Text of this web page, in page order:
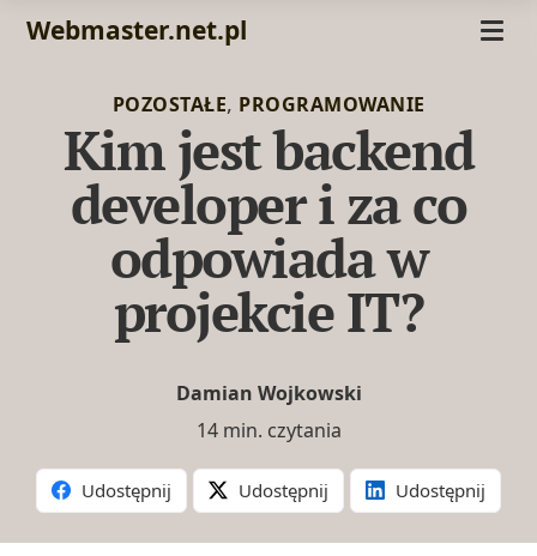
Webmaster.net.pl
POZOSTAŁE, PROGRAMOWANIE
Kim jest backend
developer i za co
odpowiada w
projekcie IT?
Damian Wojkowski
14 min. czytania
Udostępnij Udostępnij Udostępnij